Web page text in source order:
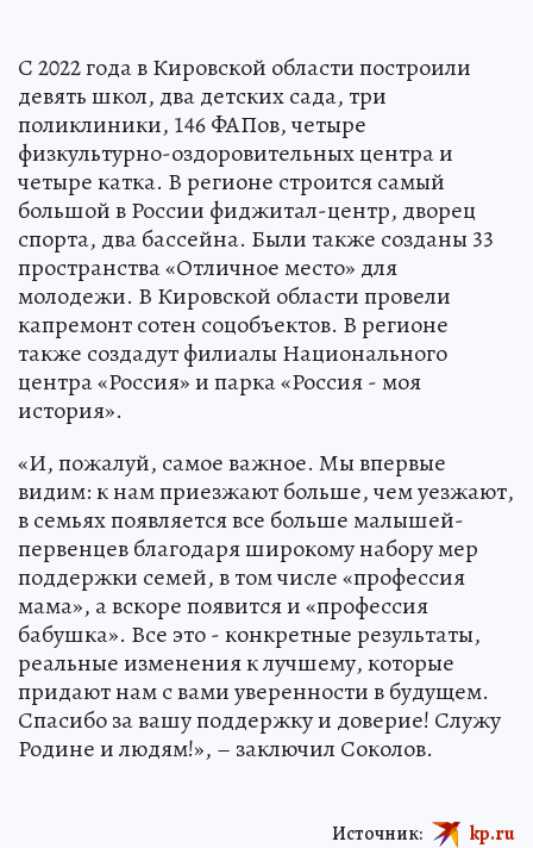
С 2022 года в Кировской области построили
девять школ, два детских сада, три
поликлиники, 146 ФАПов, четыре
физкультурно-оздоровительных центра и
четыре катка. В регионе строится самый
большой в России фиджитал-центр, дворец
спорта, два бассейна. Были также созданы 33
пространства «Отличное место» для
молодежи. В Кировской области провели
капремонт сотен соцобъектов. В регионе
также создадут филиалы Национального
центра «Россия» и парка «Россия - моя
история».
«И, пожалуй, самое важное. Мы впервые
видим: к нам приезжают больше, чем уезжают,
в семьях появляется все больше малышей-
первенцев благодаря широкому набору мер
поддержки семей, в том числе «профессия
мама», а вскоре появится и «профессия
бабушка». Все это - конкретные результаты,
реальные изменения к лучшему, которые
придают нам с вами уверенности в будущем.
Спасибо за вашу поддержку и доверие! Служу
Родине и людям!», – заключил Соколов.
Источник: kp.ru